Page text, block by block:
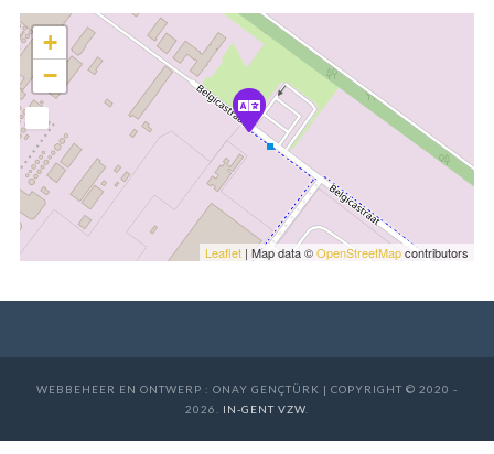
+
−
Leaflet | Map data ©OpenStreetMapcontributors
WEBBEHEER EN ONTWERP : ONAY GENÇTÜRK | COPYRIGHT © 2020 -
2026. IN-GENT VZW